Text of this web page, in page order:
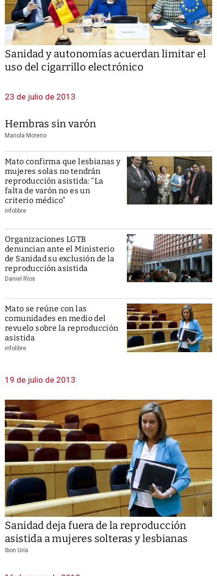
Sanidad y autonomías acuerdan limitar el
uso del cigarrillo electrónico
23 de julio de 2013
Hembras sin varón
Mariola Moreno
Mato confirma que lesbianas y
mujeres solas no tendrán
reproducción asistida: “La
falta de varón no es un
criterio médico”
infolibre
Organizaciones LGTB
denuncian ante el Ministerio
de Sanidad su exclusión de la
reproducción asistida
Daniel Ríos
Mato se reúne con las
comunidades en medio del
revuelo sobre la reproducción
asistida
infolibre
19 de julio de 2013
Sanidad deja fuera de la reproducción
asistida a mujeres solteras y lesbianas
Ibon Uría